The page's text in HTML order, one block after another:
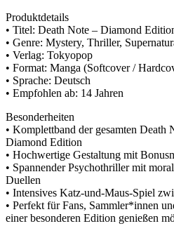
Produktdetails
• Titel: Death Note – Diamond
• Genre: Mystery, Thriller,
• Verlag: Tokyopop
• Format: Manga (Softcover /
• Sprache: Deutsch
• Empfohlen ab: 14 Jahren
Besonderheiten
• Komplettband der gesamten Death
Diamond Edition
• Hochwertige Gestaltung mit
• Spannender Psychothriller mit
Duellen
• Intensives Katz-und-Maus-Spiel
• Perfekt für Fans, Sammler*innen
einer besonderen Edition genießen